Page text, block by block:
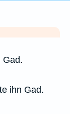
Gad.
ihn Gad.